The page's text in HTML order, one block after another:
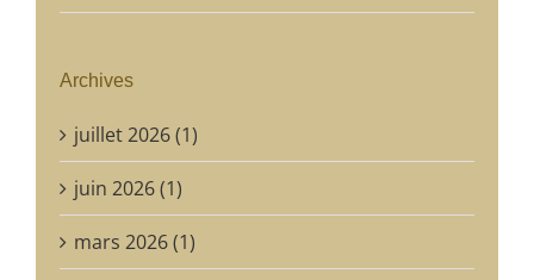
Archives
juillet 2026 (1)
juin 2026 (1)
mars 2026 (1)